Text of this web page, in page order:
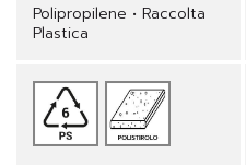
Polipropilene • Raccolta
Plastica